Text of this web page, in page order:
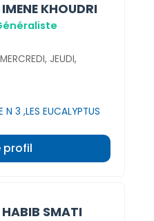
KHOUDRI
JEUDI,
N 3 ,LES EUCALYPTUS
profil
SMATI